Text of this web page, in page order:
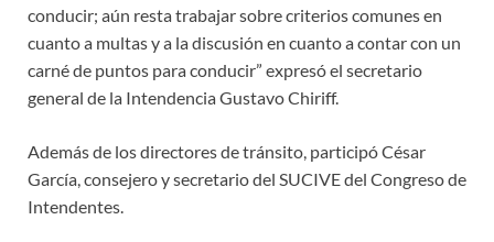
conducir; aún resta trabajar sobre criterios comunes en
cuanto a multas y a la discusión en cuanto a contar con un
carné de puntos para conducir” expresó el secretario
general de la Intendencia Gustavo Chiriff.
Además de los directores de tránsito, participó César
García, consejero y secretario del SUCIVE del Congreso de
Intendentes.